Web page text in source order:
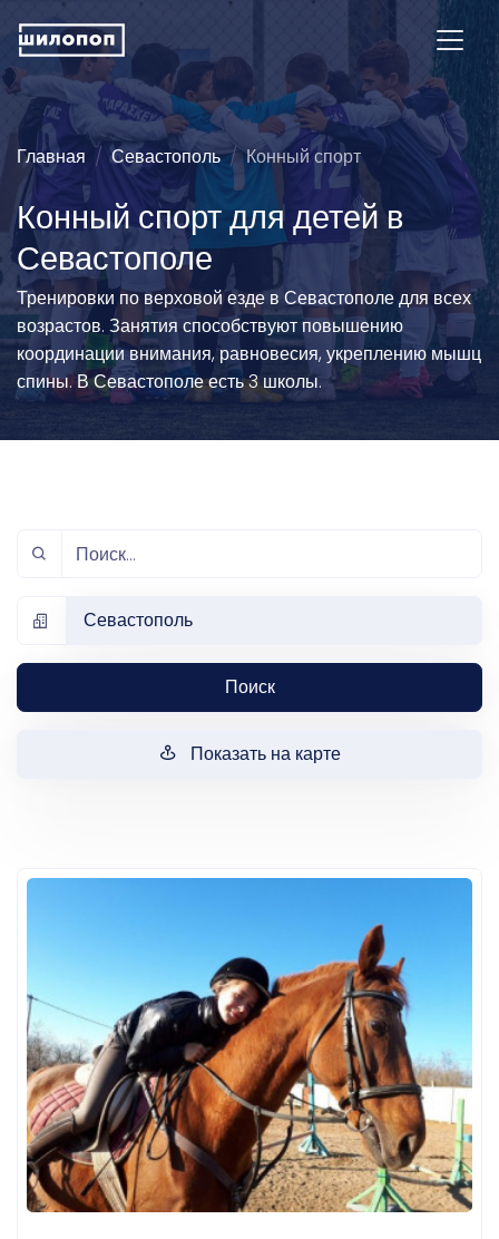
Главная Севастополь Конный спорт
Конный спорт для детей в
Севастополе
Тренировки по верховой езде в Севастополе для всех
возрастов. Занятия способствуют повышению
координации внимания, равновесия, укреплению мышц
спины. В Севастополе есть 3 школы.
Севастополь
Поиск
Показать на карте